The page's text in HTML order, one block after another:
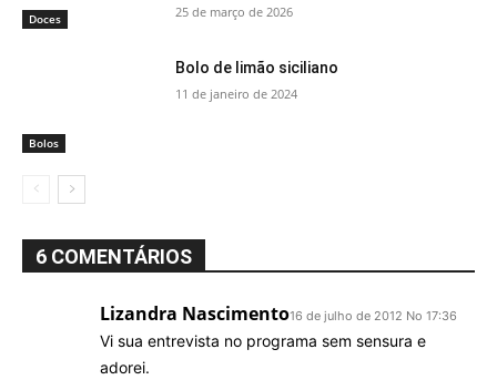
Doces 25 de março de 2026
Bolos
Bolo de limão siciliano
11 de janeiro de 2024
6 COMENTÁRIOS
Lizandra Nascimento16 de julho de 2012 No 17:36
Vi sua entrevista no programa sem sensura e
adorei.